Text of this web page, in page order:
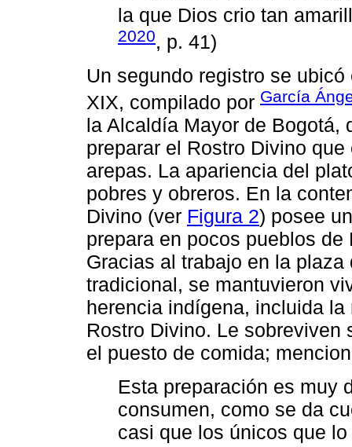
la que Dios crio tan
2020, p. 41)
Un segundo registro se
XIX, compilado por García
la Alcaldía Mayor de Bogotá,
preparar el Rostro Divino
arepas. La apariencia del
pobres y obreros. En la
Divino (ver Figura 2) posee
prepara en pocos pueblos
Gracias al trabajo en la
tradicional, se mantuvieron
herencia indígena, incluida
Rostro Divino. Le
el puesto de comida;
Esta preparación es muy
consumen, como se da
casi que los únicos que